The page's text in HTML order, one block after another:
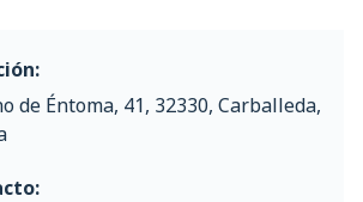
de Éntoma, 41, 32330, Carballeda,